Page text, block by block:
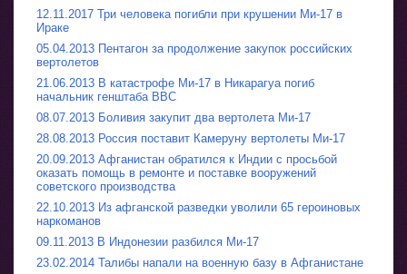
12.11.2017 Три человека погибли при крушении Ми-17 в
Ираке
05.04.2013 Пентагон за продолжение закупок российских
вертолетов
21.06.2013 В катастрофе Ми-17 в Никарагуа погиб
начальник генштаба ВВС
08.07.2013 Боливия закупит два вертолета Ми-17
28.08.2013 Россия поставит Камеруну вертолеты Ми-17
20.09.2013 Афганистан обратился к Индии с просьбой
оказать помощь в ремонте и поставке вооружений
советского производства
22.10.2013 Из афганской разведки уволили 65 героиновых
наркоманов
09.11.2013 В Индонезии разбился Ми-17
23.02.2014 Талибы напали на военную базу в Афганистане